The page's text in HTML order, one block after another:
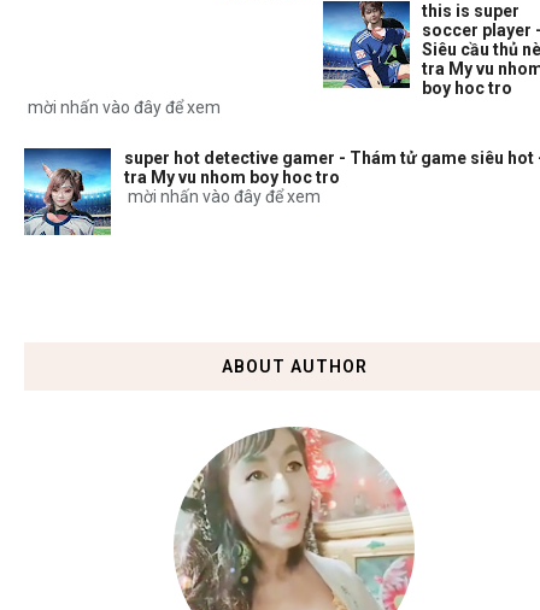
this is super
soccer player
Siêu cầu thủ
tra My vu
boy hoc tro
mời nhấn vào đây để xem
super hot detective gamer - Thám tử game siêu hot
tra My vu nhom boy hoc tro
mời nhấn vào đây để xem
ABOUT AUTHOR